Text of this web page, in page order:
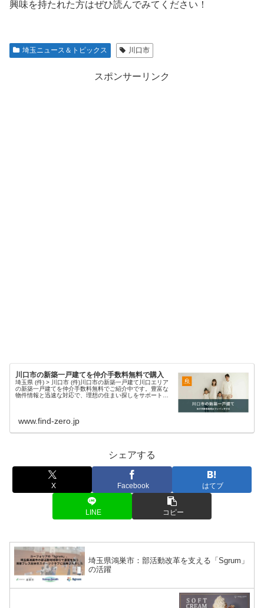
興味を持たれた方はぜひ読んでみてください！
埼玉ニュース＆トピックス 川口市
スポンサーリンク
川口市の新築一戸建てを仲介手数料無料で購入
埼玉県 (件) > 川口市 (件)川口市の新築一戸建て川口エリア
の新築一戸建てを仲介手数料無料でご紹介中です。豊富な
物件情報と迅速な対応で、理想の住まい探しをサポートし
www.find-zero.jp
シェアする
X Facebook はてブ
LINE コピー
埼玉県鴻巣市：部活動改革を支える「Sgrum」
の活躍